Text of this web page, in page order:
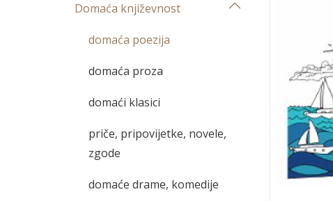
Domaća književnost
domaća poezija
domaća proza
domaći klasici
priče, pripovijetke, novele,
zgode
domaće drame, komedije